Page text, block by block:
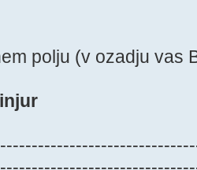
polju (v ozadju vas